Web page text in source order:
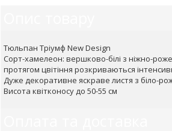
Тюльпан Тріумф New Design
Сорт-хамелеон: вершково-білі з ніжно-
протягом цвітіння розкриваються
Дуже декоративне яскраве листя з біло-
Висота квітконосу до 50-55 см